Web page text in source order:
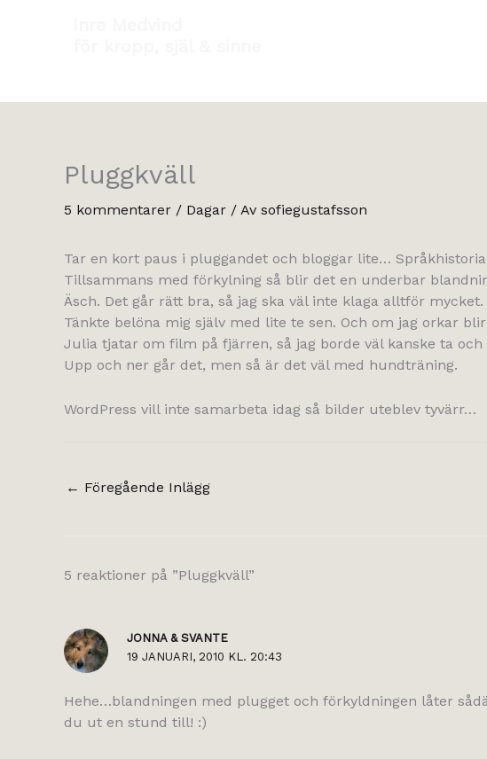
Pluggkväll
5 kommentarer / Dagar / Av sofiegustafsson
Tar en kort paus i pluggandet och bloggar lite…
Tillsammans med förkylning så blir det en underbar
Äsch. Det går rätt bra, så jag ska väl inte klaga alltför
Tänkte belöna mig själv med lite te sen. Och om jag orkar
Julia tjatar om film på fjärren, så jag borde väl kanske ta
Upp och ner går det, men så är det väl med hundträning.
WordPress vill inte samarbeta idag så bilder uteblev tyvärr…
← Föregående Inlägg
5 reaktioner på ”Pluggkväll”
JONNA & SVANTE
19 JANUARI, 2010 KL. 20:43
Hehe…blandningen med plugget och förkyldningen låter
du ut en stund till! :)